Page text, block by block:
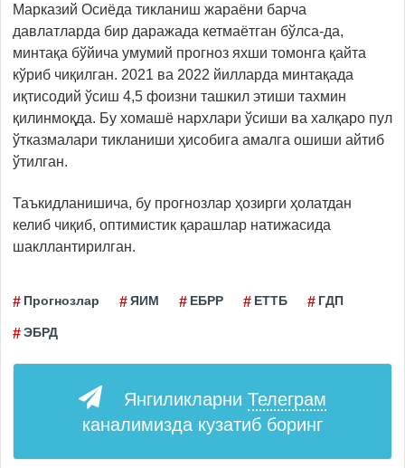
Марказий Осиёда тикланиш жараёни барча
давлатларда бир даражада кетмаётган бўлса-да,
минтақа бўйича умумий прогноз яхши томонга қайта
кўриб чиқилган. 2021 ва 2022 йилларда минтақада
иқтисодий ўсиш 4,5 фоизни ташкил этиши тахмин
қилинмоқда. Бу хомашё нархлари ўсиши ва халқаро пул
ўтказмалари тикланиши ҳисобига амалга ошиши айтиб
ўтилган.
Таъкидланишича, бу прогнозлар ҳозирги ҳолатдан
келиб чиқиб, оптимистик қарашлар натижасида
шакллантирилган.
Прогнозлар ЯИМ ЕБРР ЕТТБ ГДП
ЭБРД
Янгиликларни Телеграм
каналимизда кузатиб боринг